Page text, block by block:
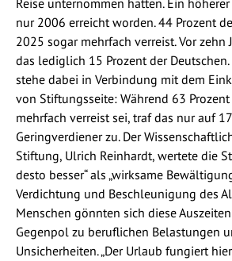
Reise unternommen hatten. Ein
nur 2006 erreicht worden. 44 Prozent
2025 sogar mehrfach verreist. Vor zehn
das lediglich 15 Prozent der Deutschen.
stehe dabei in Verbindung mit dem
von Stiftungsseite: Während 63
mehrfach verreist sei, traf das nur auf
Geringverdiener zu. Der
Stiftung, Ulrich Reinhardt, wertete die
desto besser“ als „wirksame
Verdichtung und Beschleunigung des
Menschen gönnten sich diese
Gegenpol zu beruflichen Belastungen
Unsicherheiten. „Der Urlaub fungiert